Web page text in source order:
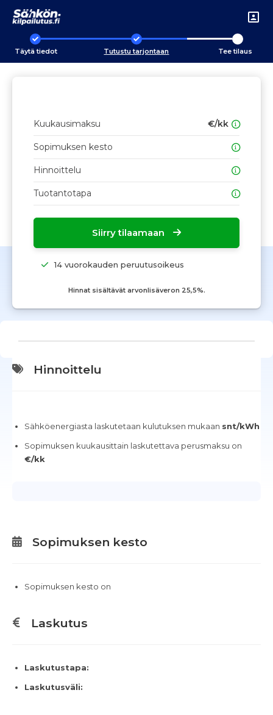
Täytä tiedot Tutustu tarjontaan Tee tilaus
Kuukausimaksu €/kk
Sopimuksen kesto
Hinnoittelu
Tuotantotapa
Siirry tilaamaan
14 vuorokauden peruutusoikeus
Hinnat sisältävät arvonlisäveron 25,5%.
Hinnoittelu
Sähköenergiasta laskutetaan kulutuksen mukaan snt/kWh
Sopimuksen kuukausittain laskutettava perusmaksu on
€/kk
Sopimuksen kesto
Sopimuksen kesto on
Laskutus
Laskutustapa:
Laskutusväli: